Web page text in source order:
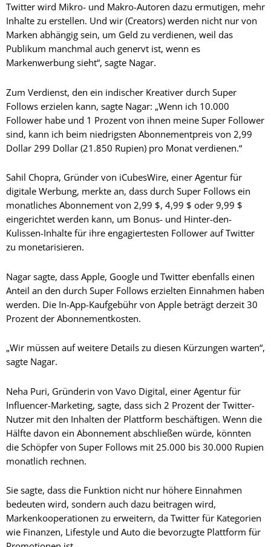
Twitter wird Mikro- und Makro-Autoren dazu ermutigen, mehr
Inhalte zu erstellen. Und wir (Creators) werden nicht nur von
Marken abhängig sein, um Geld zu verdienen, weil das
Publikum manchmal auch genervt ist, wenn es
Markenwerbung sieht“, sagte Nagar.
Zum Verdienst, den ein indischer Kreativer durch Super
Follows erzielen kann, sagte Nagar: „Wenn ich 10.000
Follower habe und 1 Prozent von ihnen meine Super Follower
sind, kann ich beim niedrigsten Abonnementpreis von 2,99
Dollar 299 Dollar (21.850 Rupien) pro Monat verdienen.“
Sahil Chopra, Gründer von iCubesWire, einer Agentur für
digitale Werbung, merkte an, dass durch Super Follows ein
monatliches Abonnement von 2,99 $, 4,99 $ oder 9,99 $
eingerichtet werden kann, um Bonus- und Hinter-den-
Kulissen-Inhalte für ihre engagiertesten Follower auf Twitter
zu monetarisieren.
Nagar sagte, dass Apple, Google und Twitter ebenfalls einen
Anteil an den durch Super Follows erzielten Einnahmen haben
werden. Die In-App-Kaufgebühr von Apple beträgt derzeit 30
Prozent der Abonnementkosten.
„Wir müssen auf weitere Details zu diesen Kürzungen warten“,
sagte Nagar.
Neha Puri, Gründerin von Vavo Digital, einer Agentur für
Influencer-Marketing, sagte, dass sich 2 Prozent der Twitter-
Nutzer mit den Inhalten der Plattform beschäftigen. Wenn die
Hälfte davon ein Abonnement abschließen würde, könnten
die Schöpfer von Super Follows mit 25.000 bis 30.000 Rupien
monatlich rechnen.
Sie sagte, dass die Funktion nicht nur höhere Einnahmen
bedeuten wird, sondern auch dazu beitragen wird,
Markenkooperationen zu erweitern, da Twitter für Kategorien
wie Finanzen, Lifestyle und Auto die bevorzugte Plattform für